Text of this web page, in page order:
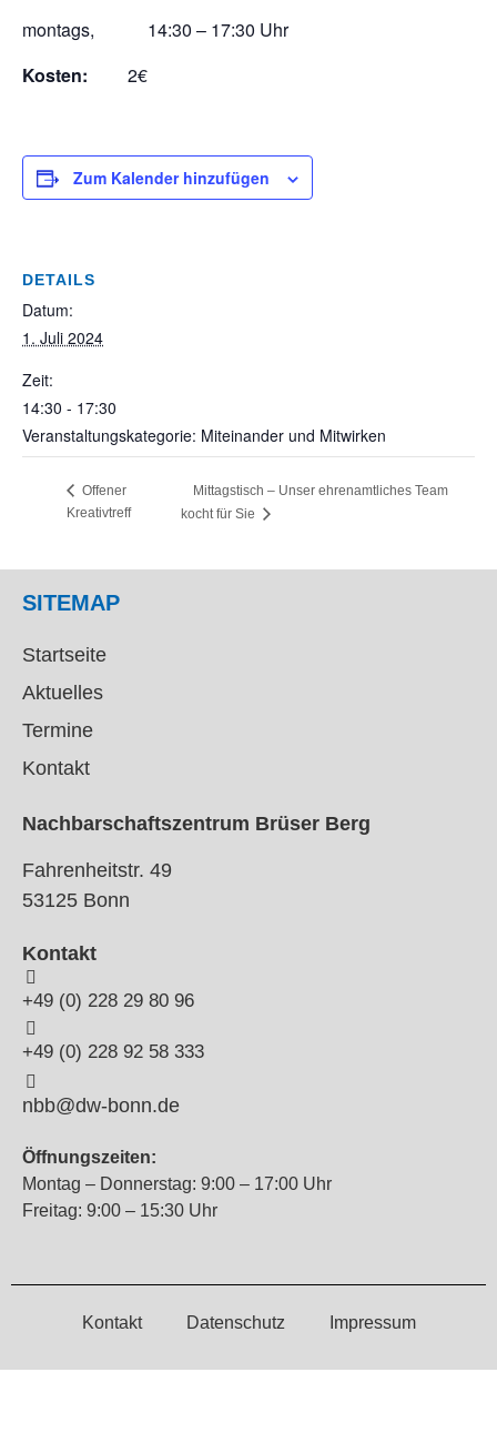
montags, 14:30 – 17:30 Uhr
Kosten: 2€
Zum Kalender hinzufügen
DETAILS
Datum:
1. Juli 2024
Zeit:
14:30 - 17:30
Veranstaltungskategorie: Miteinander und Mitwirken
Offener
Kreativtreff
Mittagstisch – Unser ehrenamtliches Team
kocht für Sie
SITEMAP
Startseite
Aktuelles
Termine
Kontakt
Nachbarschaftszentrum Brüser Berg
Fahrenheitstr. 49
53125 Bonn
Kontakt
+49 (0) 228 29 80 96
+49 (0) 228 92 58 333
nbb@dw-bonn.de
Öffnungszeiten:
Montag – Donnerstag: 9:00 – 17:00 Uhr
Freitag: 9:00 – 15:30 Uhr
Kontakt Datenschutz Impressum